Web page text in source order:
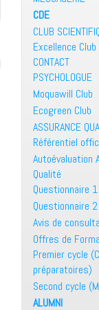
CDE
CLUB
Excellence Club
CONTACT
PSYCHOLOGUE
Moquawill Club
Ecogreen Club
ASSURANCE
Référentiel
Autoévaluation
Qualité
Questionnaire 1
Questionnaire 2
Avis de
Offres de
Premier cycle
préparatoires)
Second cycle
ALUMNI